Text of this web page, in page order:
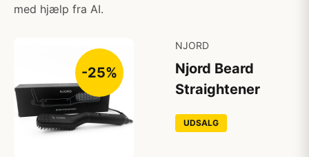
med hjælp fra AI.
-25%
NJORD
Njord Beard
Straightener
UDSALG